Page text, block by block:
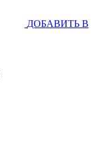
ДОБАВИТЬ В